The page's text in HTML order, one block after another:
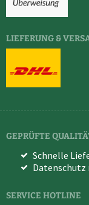
LIEFERUNG &
GEPRÜFTE
Schnelle
Datenschutz
SERVICE HOTLINE